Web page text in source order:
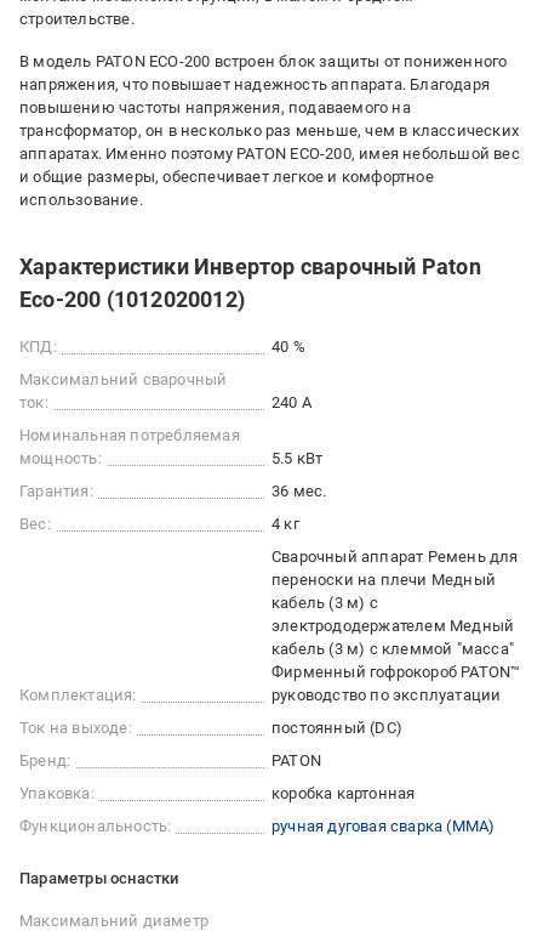
строительстве.
В модель PATON ECO-200 встроен блок защиты от пониженного
напряжения, что повышает надежность аппарата. Благодаря
повышению частоты напряжения, подаваемого на
трансформатор, он в несколько раз меньше, чем в классических
аппаратах. Именно поэтому PATON ECO-200, имея небольшой вес
и общие размеры, обеспечивает легкое и комфортное
использование.
Характеристики Инвертор сварочный Paton
Eco-200 (1012020012)
КПД:
40 %
Максимальний сварочный
ток:
240 А
Номинальная потребляемая
мощность:
5.5 кВт
Гарантия:
36 мес.
Вес:
4 кг
Комплектация:
Сварочный аппарат Ремень для
переноски на плечи Медный
кабель (3 м) с
электрододержателем Медный
кабель (3 м) с клеммой "масса"
Фирменный гофрокороб PATON™
руководство по эксплуатации
Ток на выходе:
постоянный (DC)
Бренд:
PATON
Упаковка:
коробка картонная
Функциональность:
ручная дуговая сварка (ММА)
Параметры оснастки
Максимальний диаметр